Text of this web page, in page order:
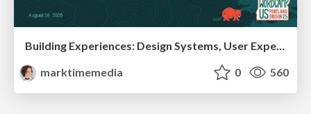
Building Experiences: Design Systems, User Experience, and Full Site Editing
marktimemedia
0 560